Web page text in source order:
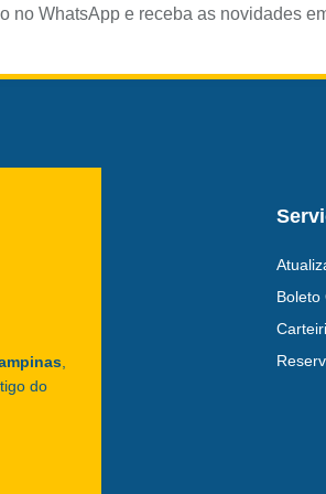
no WhatsApp e receba as novidades
do
Boleto